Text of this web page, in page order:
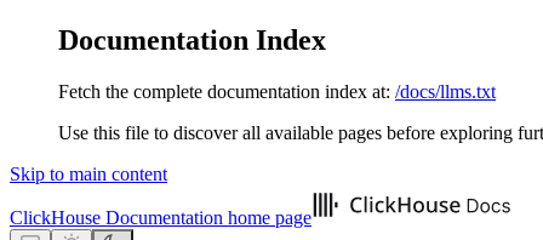
Documentation Index
Fetch the complete documentation index at: /docs/llms.txt
Use this file to discover all available pages before exploring
Skip to main content
ClickHouse Documentation home page